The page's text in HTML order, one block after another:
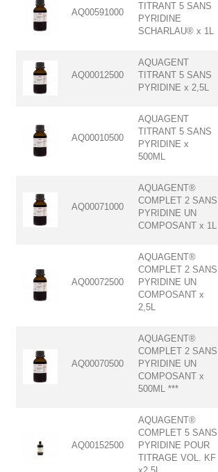
AQ00591000
TITRANT 5 SANS
PYRIDINE
SCHARLAU® x 1L
AQ00012500
AQUAGENT
TITRANT 5 SANS
PYRIDINE x 2,5L
AQ00010500
AQUAGENT
TITRANT 5 SANS
PYRIDINE x
500ML
AQ00071000
AQUAGENT®
COMPLET 2 SANS
PYRIDINE UN
COMPOSANT x 1L
AQ00072500
AQUAGENT®
COMPLET 2 SANS
PYRIDINE UN
COMPOSANT x
2,5L
AQ00070500
AQUAGENT®
COMPLET 2 SANS
PYRIDINE UN
COMPOSANT x
500ML ***
AQ00152500
AQUAGENT®
COMPLET 5 SANS
PYRIDINE POUR
TITRAGE VOL. KF